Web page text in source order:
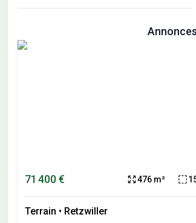
71 400 € 476 m²
Terrain • Retzwiller